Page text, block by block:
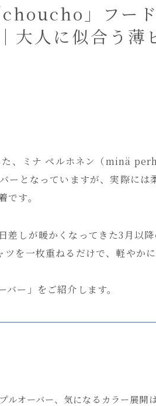
skirt toast bag
」フー
大人に似合う薄
、ミナ ペルホネン（minä
ーとなっていますが、実際には
です。
差しが暖かくなってきた3月以
を一枚重ねるだけで、軽やかに
ー」をご紹介します。
ルオーバー、気になるカラー展開